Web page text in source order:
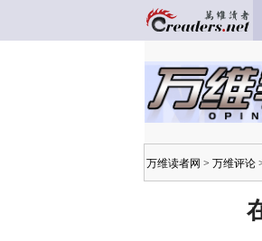
万维读者网 > 万维评论